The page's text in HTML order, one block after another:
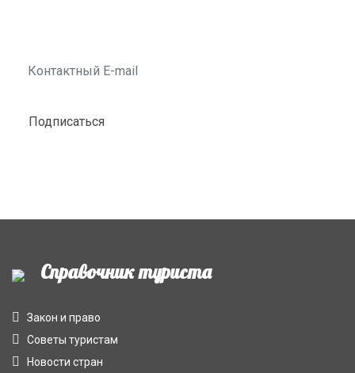
Подписаться
Справочник туриста
Закон и право
Советы туристам
Новости стран